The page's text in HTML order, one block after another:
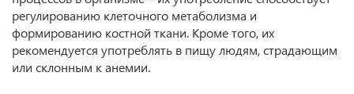
регулированию клеточного метаболизма и
формированию костной ткани. Кроме того, их
рекомендуется употреблять в пищу людям, страдающим
или склонным к анемии.